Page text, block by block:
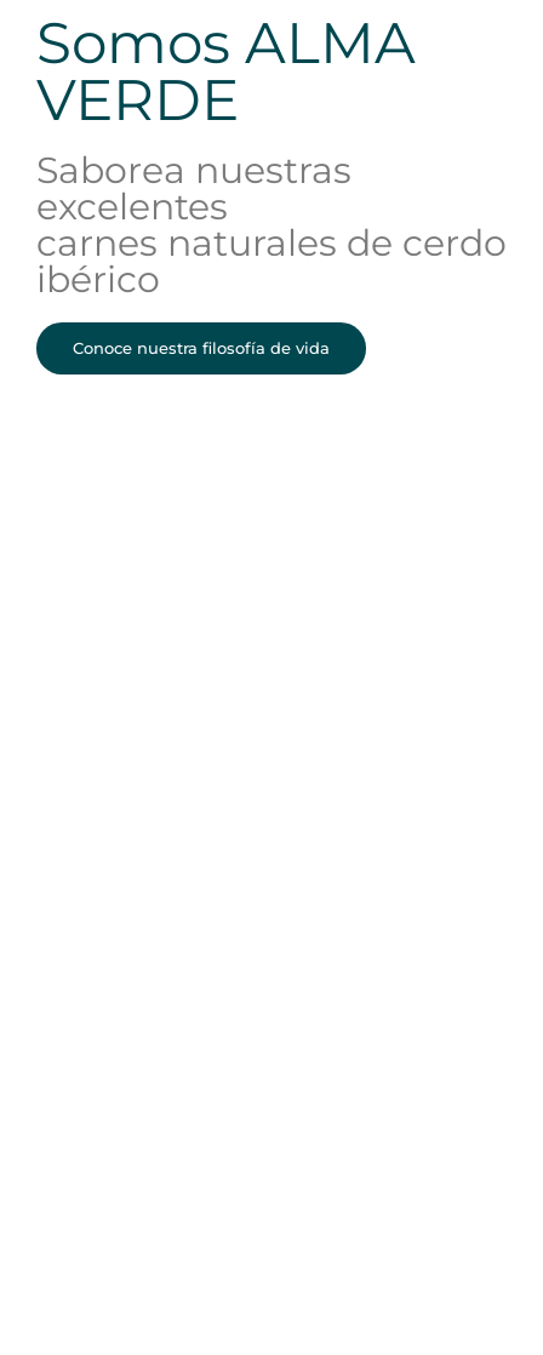
Somos ALMA
VERDE
Saborea nuestras
excelentes
carnes naturales de cerdo
ibérico
Conoce nuestra filosofía de vida